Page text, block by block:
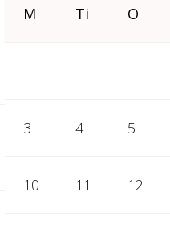
M Ti O
3 4 5
10 11 12